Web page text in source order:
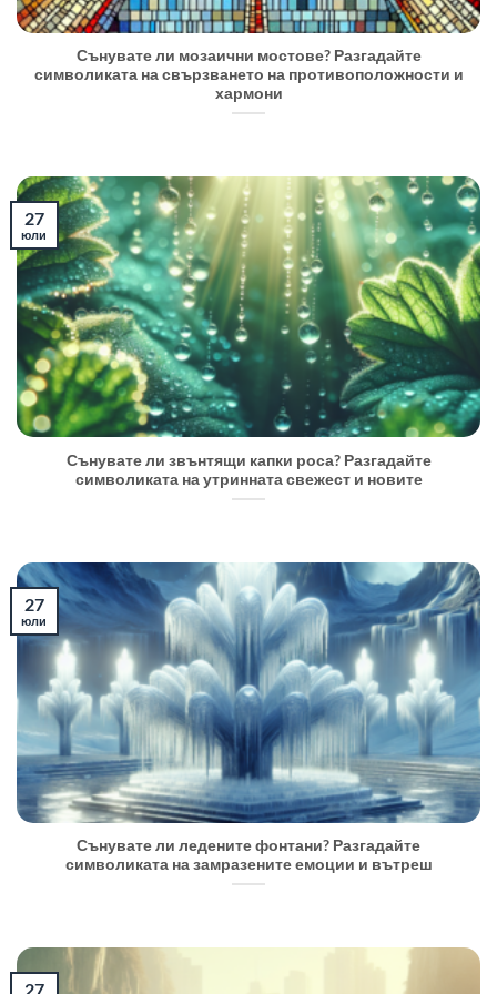
Сънувате ли мозаични мостове? Разгадайте
символиката на свързването на противоположности и
хармони
Сънувате ли звънтящи капки роса? Разгадайте
символиката на утринната свежест и новите
27
юли
Сънувате ли ледените фонтани? Разгадайте
символиката на замразените емоции и вътреш
27
юли
27